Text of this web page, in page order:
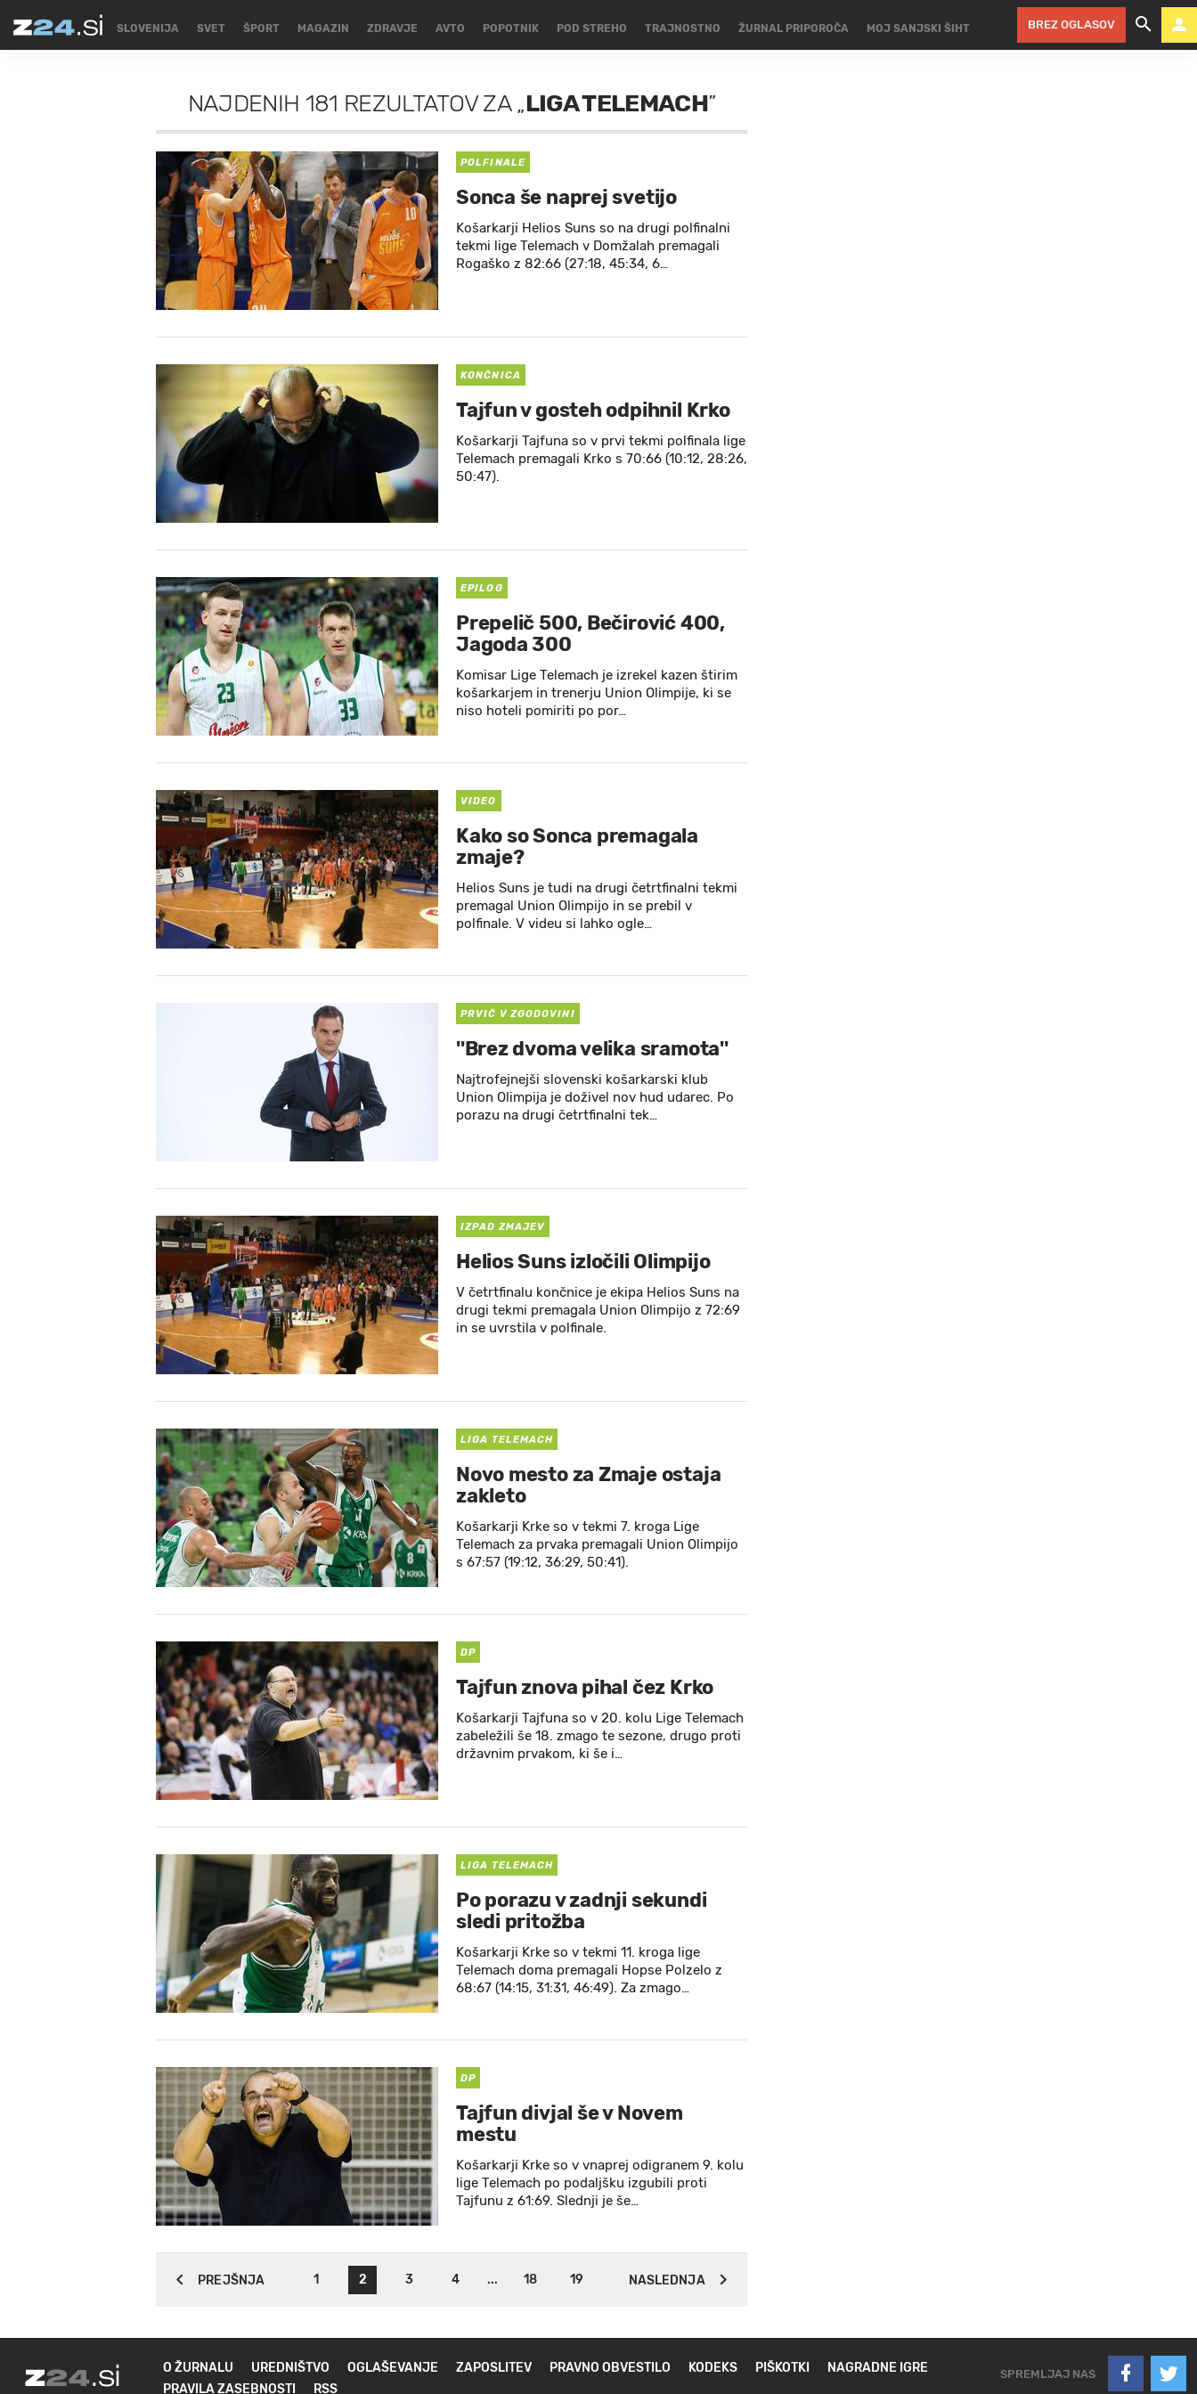
SLOVENIJA SVET ŠPORT MAGAZIN ZDRAVJE AVTO POPOTNIK POD STREHO TRAJNOSTNO ŽURNAL PRIPOROČA MOJ SANJSKI ŠIHT BREZ OGLASOV
NAJDENIH 181 REZULTATOVZA„LIGA TELEMACH”
POLFINALE
Sonca še naprej svetijo
Košarkarji Helios Suns so na drugi polfinalni
tekmi lige Telemach v Domžalah premagali
Rogaško z 82:66 (27:18, 45:34, 6…
KONČNICA
Tajfun v gosteh odpihnil Krko
Košarkarji Tajfuna so v prvi tekmi polfinala lige
Telemach premagali Krko s 70:66 (10:12, 28:26,
50:47).
EPILOG
Prepelič 500, Bečirović 400,
Jagoda 300
Komisar Lige Telemach je izrekel kazen štirim
košarkarjem in trenerju Union Olimpije, ki se
niso hoteli pomiriti po por…
VIDEO
Kako so Sonca premagala
zmaje?
Helios Suns je tudi na drugi četrtfinalni tekmi
premagal Union Olimpijo in se prebil v
polfinale. V videu si lahko ogle…
PRVIČ V ZGODOVINI
''Brez dvoma velika sramota''
Najtrofejnejši slovenski košarkarski klub
Union Olimpija je doživel nov hud udarec. Po
porazu na drugi četrtfinalni tek…
IZPAD ZMAJEV
Helios Suns izločili Olimpijo
V četrtfinalu končnice je ekipa Helios Suns na
drugi tekmi premagala Union Olimpijo z 72:69
in se uvrstila v polfinale.
LIGA TELEMACH
Novo mesto za Zmaje ostaja
zakleto
Košarkarji Krke so v tekmi 7. kroga Lige
Telemach za prvaka premagali Union Olimpijo
s 67:57 (19:12, 36:29, 50:41).
DP
Tajfun znova pihal čez Krko
Košarkarji Tajfuna so v 20. kolu Lige Telemach
zabeležili še 18. zmago te sezone, drugo proti
državnim prvakom, ki še i…
LIGA TELEMACH
Po porazu v zadnji sekundi
sledi pritožba
Košarkarji Krke so v tekmi 11. kroga lige
Telemach doma premagali Hopse Polzelo z
68:67 (14:15, 31:31, 46:49). Za zmago…
DP
Tajfun divjal še v Novem
mestu
Košarkarji Krke so v vnaprej odigranem 9. kolu
lige Telemach po podaljšku izgubili proti
Tajfunu z 61:69. Slednji je še…
PREJŠNJA 1 2 3 4 ... 18 19 NASLEDNJA
O ŽURNALU UREDNIŠTVO OGLAŠEVANJE ZAPOSLITEV PRAVNO OBVESTILO KODEKS PIŠKOTKI
NAGRADNE IGRE
PRAVILA ZASEBNOSTI
RSS
SPREMLJAJ NAS